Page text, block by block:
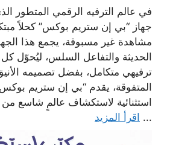
في عالم الترفيه الرقمي المتطور
جهاز “بي إن ستريم بوكس” كحلاً
مشاهدة غير مسبوقة، يجمع هذا
الحديثة والتفاعل السلس، ليُحوّل
ترفيهي متكامل، بفضل تصميمه
المتفوقة، يقدم “بي إن ستريم
استثنائية لاستكشاف عالمٍ شاسع من
... اقرأ المزيد